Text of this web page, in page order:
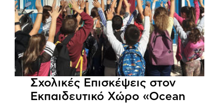
Σχολικές Επισκέψεις στον
Εκπαιδευτικό Χώρο «Ocean